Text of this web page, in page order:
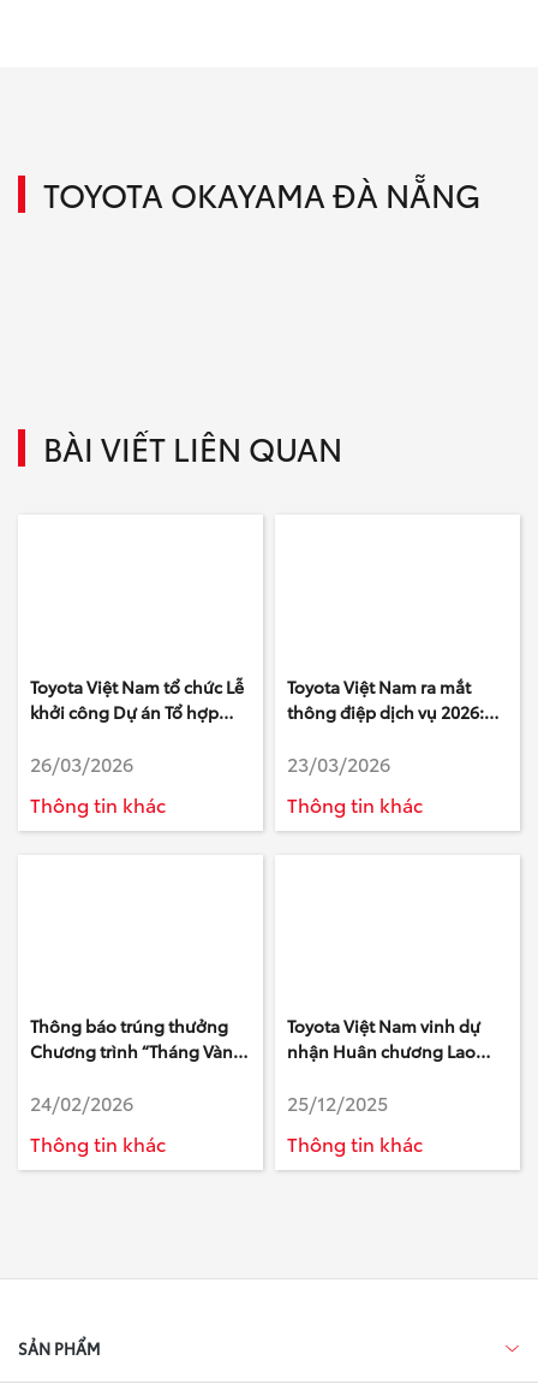
TOYOTA OKAYAMA ĐÀ NẴNG
BÀI VIẾT LIÊN QUAN
Toyota Việt Nam tổ chức Lễ
khởi công Dự án Tổ hợp
tỉnh Phú Thọ
26/03/2026
Thông tin khác
Toyota Việt Nam ra mắt
thông điệp dịch vụ 2026:
một điểm đến”
23/03/2026
Thông tin khác
Thông báo trúng thưởng
Chương trình “Tháng Vàng
24/02/2026
Thông tin khác
Toyota Việt Nam vinh dự
nhận Huân chương Lao
25/12/2025
Thông tin khác
SẢN PHẨM